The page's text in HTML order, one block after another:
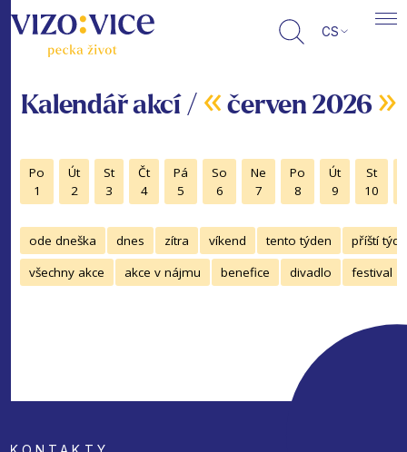
CS
Kalendář akcí / « červen 2026 »
Po
1
Út
2
St
3
Čt
4
Pá
5
So
6
Ne
7
Po
8
Út
9
St
10
ode dneška dnes zítra víkend tento týden
příští
všechny akce
akce v nájmu benefice divadlo festival